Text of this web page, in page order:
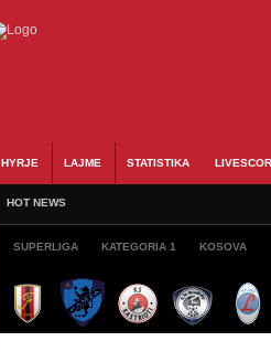
HYRJE LAJME STATISTIKA
HOT NEWS
SUPERLIGA KATEGORIA 1 KOSOVA